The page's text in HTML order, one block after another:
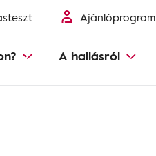
Ajánlóprogram
A hallásról